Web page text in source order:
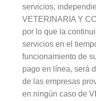
servicios,
VETERINARIA Y
por lo que la
servicios en el
funcionamiento de
pago en línea, será
de las empresas
en ningún caso de